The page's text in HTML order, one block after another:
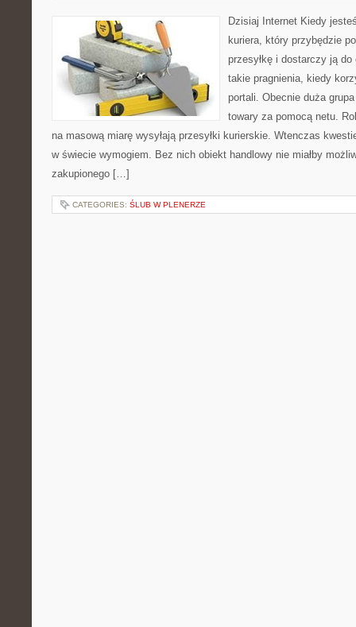
Dzisiaj Internet Kiedy
kuriera, który przybędzie
przesyłkę i dostarczy ją do
takie pragnienia, kiedy
portali. Obecnie duża
towary za pomocą netu.
na masową miarę wysyłają przesyłki kurierskie. Wtenczas
w świecie wymogiem. Bez nich obiekt handlowy nie miałby
zakupionego […]
CATEGORIES: ŚLUB W PLENERZE